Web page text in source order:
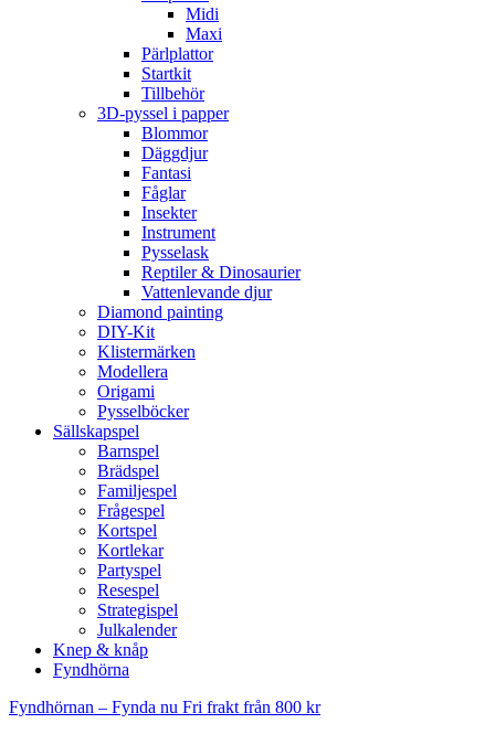
Midi
Maxi
Pärlplattor
Startkit
Tillbehör
3D-pyssel i papper
Blommor
Däggdjur
Fantasi
Fåglar
Insekter
Instrument
Pysselask
Reptiler & Dinosaurier
Vattenlevande djur
Diamond painting
DIY-Kit
Klistermärken
Modellera
Origami
Pysselböcker
Sällskapspel
Barnspel
Brädspel
Familjespel
Frågespel
Kortspel
Kortlekar
Partyspel
Resespel
Strategispel
Julkalender
Knep & knåp
Fyndhörna
Fyndhörnan – Fynda nu Fri frakt från 800 kr